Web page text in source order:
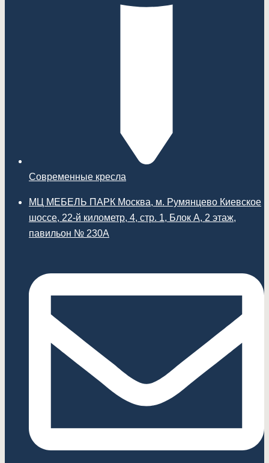
Современные кресла
МЦ МЕБЕЛЬ ПАРК Москва, м. Румянцево Киевское
шоссе, 22-й километр, 4, стр. 1, Блок А, 2 этаж,
павильон № 230А